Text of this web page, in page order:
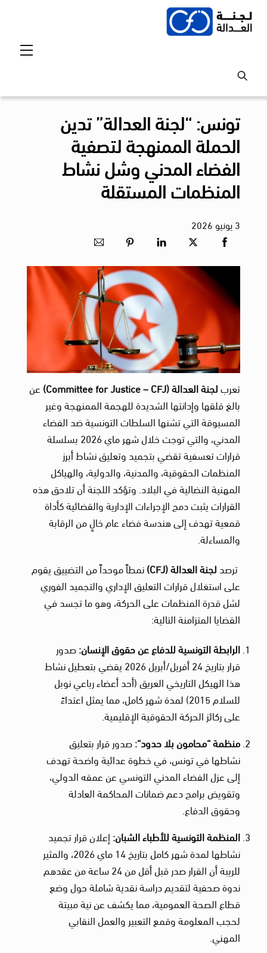
Skip
تونس: “لجنة العدالة” تدين
الحملة الممنهجة لتصفية
الفضاء المدني وشل نشاط
المنظمات المستقلة
3يونيو 2026
تعربلجنة العدالة(Committee for Justice – CFJ)
عن
بالغ قلقها وإدانتها الشديدة للهجمة الممنهجة وغير
المسبوقة التي تشنها السلطات التونسية ضد الفضاء
المدني، والتي توجت خلال شهر ماي 2026 بسلسلة
قرارات تعسفية تقضي بتجميد وتعليق نشاط أبرز
المنظمات الحقوقية، والمدنية، والدولية، والهياكل
المهنية النضالية في البلاد. وتؤكد اللجنة أن تلاحق هذه
القرارات يثبت دمج الإجراءات الإدارية والقضائية كأداة
قمعية تهدف إلى هندسة فضاء عام خالٍ من الرقابة
والمساءلة.
ترصدلجنة العدالة(CFJ)
نمطاً موحداً من التضييق يقوم
على استغلال قرارات التعليق الإداري والتجميد الفوري
لشل قدرة المنظمات على الحركة، وهو ما تجسد في
القضايا المتزامنة التالية:
الرابطة التونسية للدفاع عن حقوق الإنسان:صدور
قرار بتاريخ 24 أفريل/أبريل 2026 يقضي بتعطيل نشاط
هذا الهيكل التاريخي العريق (أحد أعضاء رباعي نوبل
للسلام 2015) لمدة شهر كامل، مما يمثل اعتداءً
على ركائز الحركة الحقوقية الإقليمية.
منظمة “محامون بلا حدود“:صدور قرار بتعليق
نشاطها في تونس، في خطوة عدائية واضحة تهدف
إلى عزل الفضاء المدني التونسي عن عمقه الدولي،
وتقويض برامج دعم ضمانات المحاكمة العادلة
وحقوق الدفاع.
المنظمة التونسية للأطباء الشبان:إعلان قرار تجميد
نشاطها لمدة شهر كامل بتاريخ 14 ماي 2026، والمثير
للريبة أن القرار صدر قبل أقل من 24 ساعة من عقدهم
ندوة صحفية لتقديم دراسة نقدية شاملة حول وضع
قطاع الصحة العمومية، مما يكشف عن نية مبيتة
لحجب المعلومة وقمع التعبير والعمل النقابي
المهني.